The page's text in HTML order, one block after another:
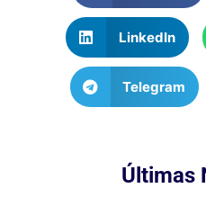
LinkedIn
Telegram
Últimas